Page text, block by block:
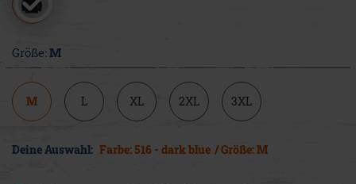
Größe:M
M L XL 2XL 3XL
Deine Auswahl: Farbe: 516 - dark blue / Größe: M